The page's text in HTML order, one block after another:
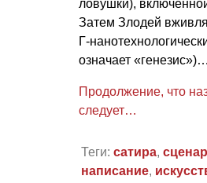
ловушки),
Затем Злодей
Г-
означает «генезис»)…
Продолжение, что
следует…
Теги: сатира,
написание,